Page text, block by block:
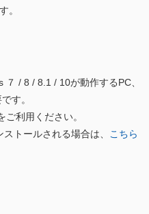
。
/ 8 / 8.1 / 10が動作するPC、
す。
ご利用ください。
トールされる場合は、 こちら